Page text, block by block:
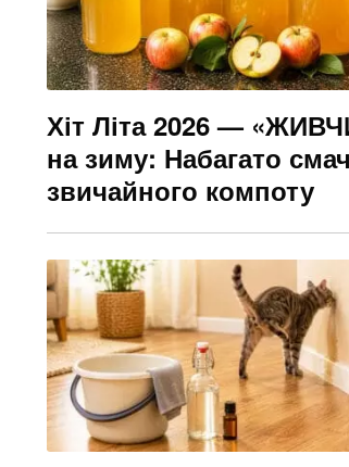
Хіт Літа 2026 —
на зиму: Набагато
звичайного компоту